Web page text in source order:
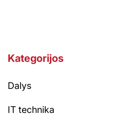
Kategorijos
Dalys
IT technika